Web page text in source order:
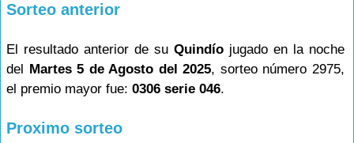
Sorteo anterior
El resultado anterior de su Quindíojugado en la noche
del Martes 5 de Agosto del 2025, sorteo número 2975,
el premio mayor fue: 0306 serie 046.
Proximo sorteo